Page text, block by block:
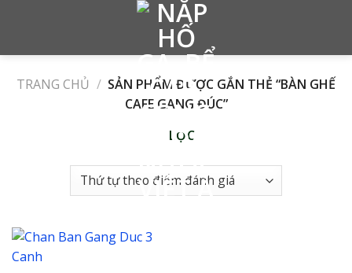
TRANG CHỦ / SẢN PHẨM ĐƯỢC GẮN THẺ “BÀN GHẾ
CAFE GANG ĐÚC”
LỌC